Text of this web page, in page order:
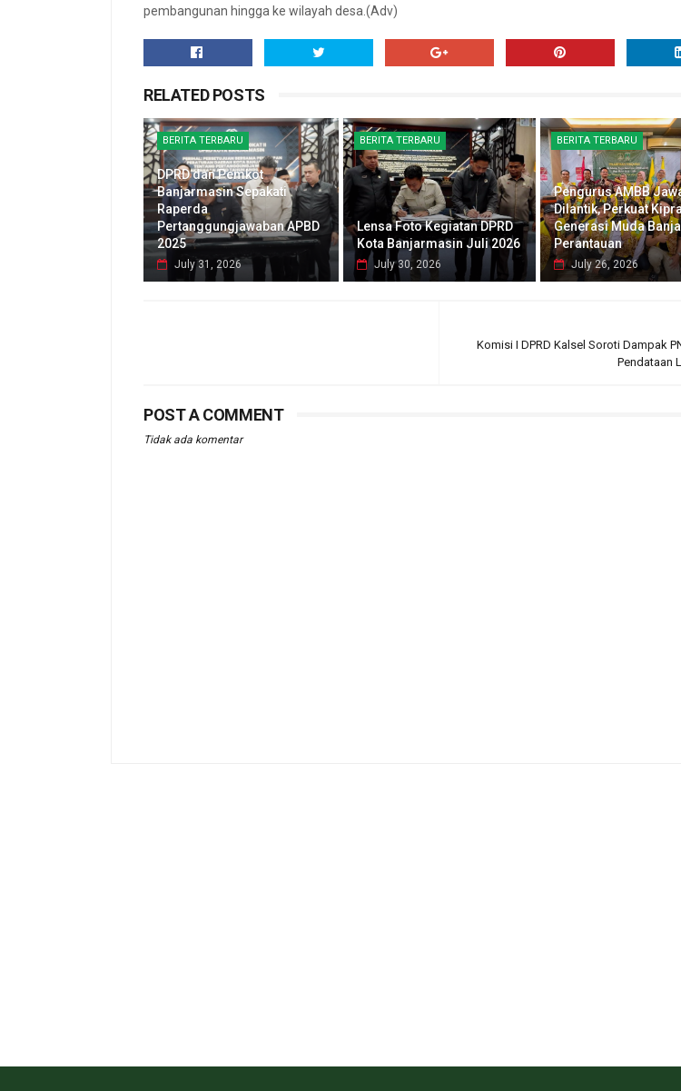
pembangunan hingga ke wilayah desa.(Adv)
RELATED POSTS
BERITA TERBARU
DPRD dan Pemkot
Banjarmasin Sepakati
Raperda
Pertanggungjawaban APBD
2025
July 31, 2026
BERITA TERBARU
Lensa Foto Kegiatan DPRD
Kota Banjarmasin Juli 2026
July 30, 2026
BERITA TERBARU
Pengurus AMBB
Dilantik, Perkuat
Generasi Muda
Perantauan
July 26, 2026
Komisi I DPRD Kalsel Soroti Dampak
Pendataan
POST A COMMENT
Tidak ada komentar